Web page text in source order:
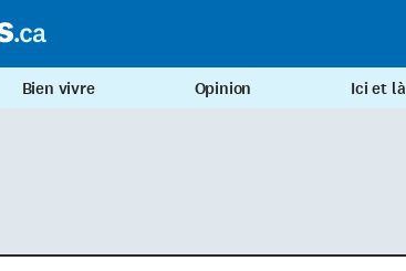
Bien vivre Opinion Ici et là